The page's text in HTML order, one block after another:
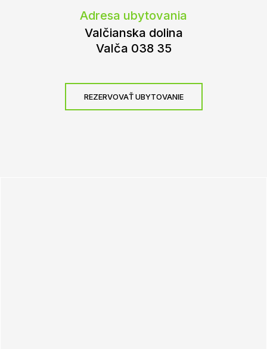
Adresa ubytovania
Valčianska dolina
Valča 038 35
REZERVOVAŤ UBYTOVANIE